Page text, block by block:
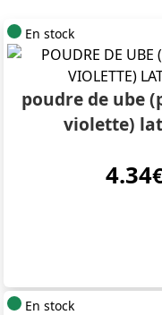
En stock
poudre de ube
violette)
4.34
En stock